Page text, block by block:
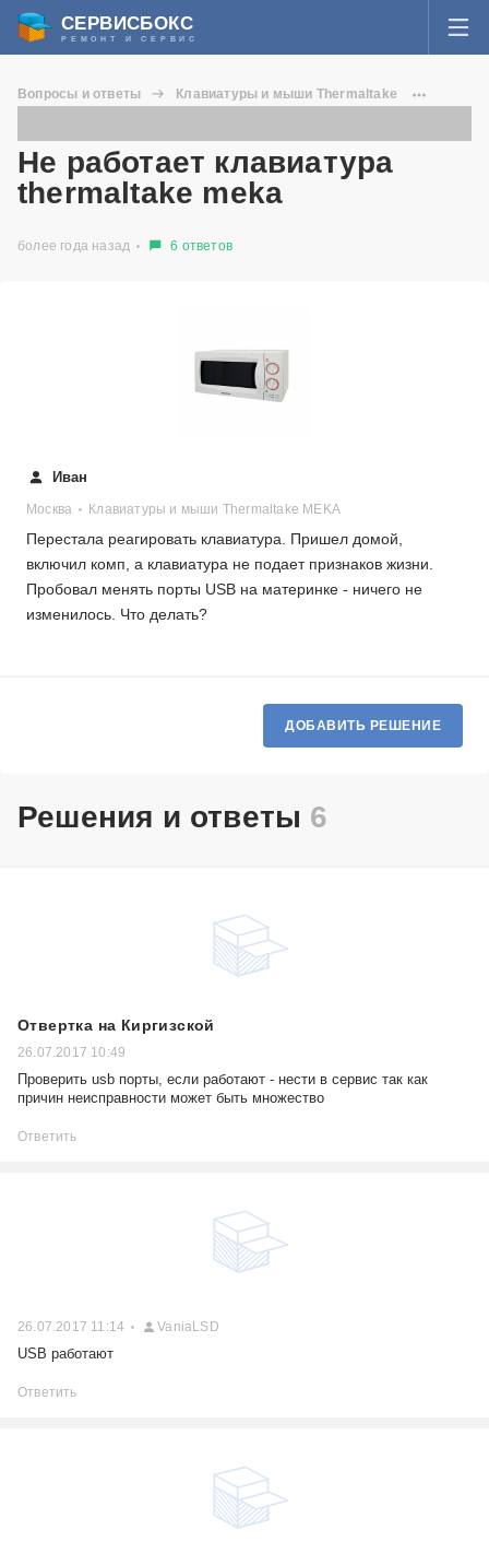
СЕРВИСБОКС
РЕМОНТ И СЕРВИС
Я забыл пароль
Регистрация
ВОПРОСЫ И ОТВЕТЫ
СТАТЬИ О РЕМОНТЕ
ДОБАВИТЬ СЕРВИСНЫЙ ЦЕНТР ИЛИ ЧАСТНОГО МАСТЕРА
Вопросы и ответы
Клавиатуры и мыши Thermaltake
Не работает клавиатура
thermaltake meka
более года назад 6 ответов
Иван
Москва Клавиатуры и мыши Thermaltake MEKA
Перестала реагировать клавиатура. Пришел домой,
включил комп, а клавиатура не подает признаков жизни.
Пробовал менять порты USB на материнке - ничего не
изменилось. Что делать?
ДОБАВИТЬ РЕШЕНИЕ
Решения и ответы 6
Отвертка на Киргизской
26.07.2017 10:49
Проверить usb порты, если работают - нести в сервис так как
причин неисправности может быть множество
Ответить
26.07.2017 11:14 VaniaLSD
USB работают
Ответить